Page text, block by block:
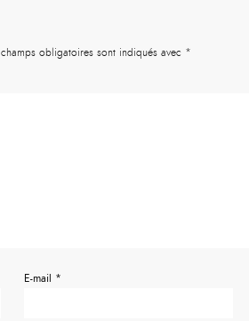
champs obligatoires sont indiqués avec *
E-mail *